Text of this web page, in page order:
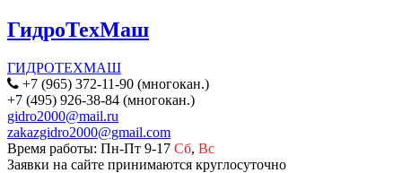
ГидроТехМаш
ГИДРОТЕХМАШ
+7 (965) 372-11-90 (многокан.)
+7 (495) 926-38-84 (многокан.)
gidro2000@mail.ru
zakazgidro2000@gmail.com
Время работы: Пн-Пт 9-17 Сб, Вс
Заявки на сайте принимаются круглосуточно